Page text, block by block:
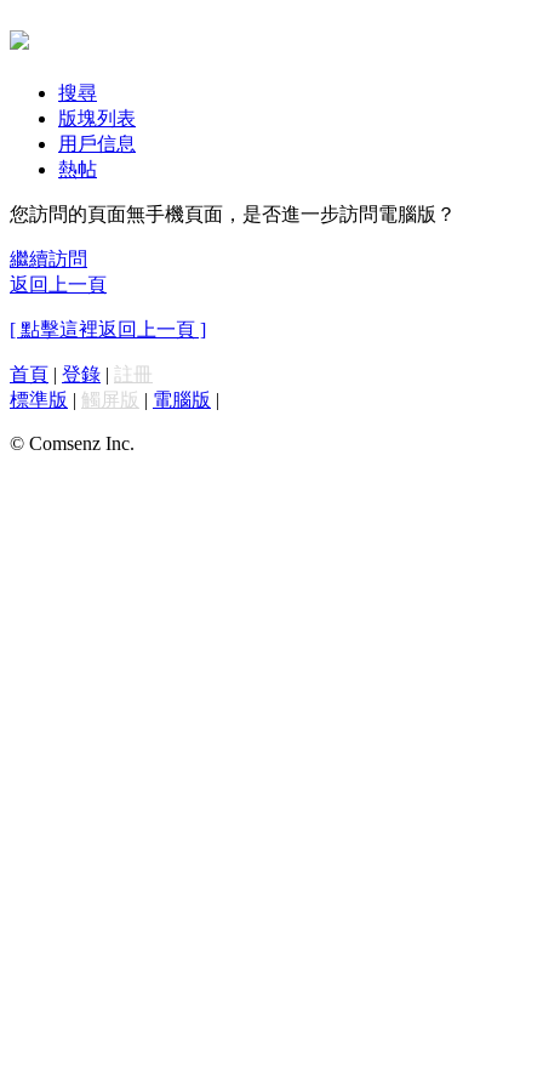
搜尋
版塊列表
用戶信息
熱帖
您訪問的頁面無手機頁面，是否進一步訪問電腦版？
繼續訪問
返回上一頁
[ 點擊這裡返回上一頁 ]
首頁 | 登錄 | 註冊
標準版 | 觸屏版 | 電腦版 |
© Comsenz Inc.